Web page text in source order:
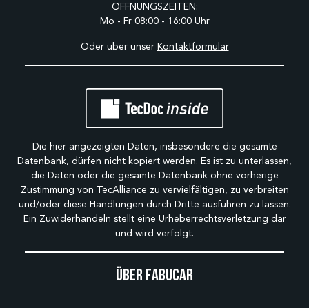
Über Fabucar
ÖFFNUNGSZEITEN:
Mo - Fr 08:00 - 16:00 Uhr
Oder über unser Kontaktformular
Die hier angezeigten Daten, insbesondere die gesamte
Datenbank, dürfen nicht kopiert werden. Es ist zu unterlassen,
die Daten oder die gesamte Datenbank ohne vorherige
Zustimmung von TecAlliance zu vervielfältigen, zu verbreiten
und/oder diese Handlungen durch Dritte ausführen zu lassen.
Ein Zuwiderhandeln stellt eine Urheberrechtsverletzung dar
und wird verfolgt.